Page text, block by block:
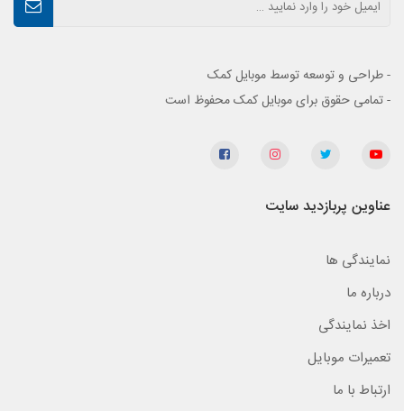
- طراحی و توسعه توسط موبایل کمک
- تمامی حقوق برای موبایل کمک محفوظ است
عناوین پربازدید سایت
نمایندگی ها
درباره ما
اخذ نمایندگی
تعمیرات موبایل
ارتباط با ما